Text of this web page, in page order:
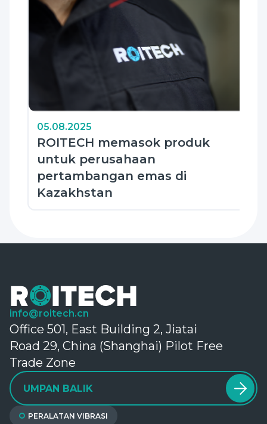
05.08.2025
ROITECH memasok produk
untuk perusahaan
pertambangan emas di
Kazakhstan
info@roitech.cn
Office 501, East Building 2, Jiatai
Road 29, China (Shanghai) Pilot Free
Trade Zone
UMPAN BALIK
PERALATAN VIBRASI